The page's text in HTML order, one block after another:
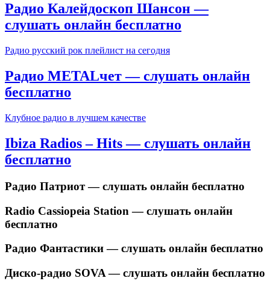
Радио Калейдоскоп Шансон —
слушать онлайн бесплатно
Радио русский рок плейлист на сегодня
Радио METALчет — слушать онлайн
бесплатно
Клубное радио в лучшем качестве
Ibiza Radios – Hits — слушать онлайн
бесплатно
Радио Патриот — слушать онлайн бесплатно
Radio Cassiopeia Station — слушать онлайн
бесплатно
Радио Фантастики — слушать онлайн бесплатно
Диско-радио SOVA — слушать онлайн бесплатно